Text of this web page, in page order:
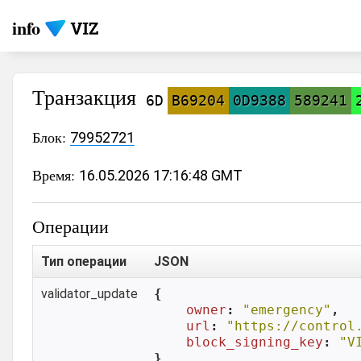
info
Транзакция 6D B69204 0D9388 589241
Блок: 79952721
Время: 16.05.2026 17:16:48 GMT
Операции
Тип операции JSON
validator_update
{
owner : "emergency" ,
url :
"https://
block_signing_key :